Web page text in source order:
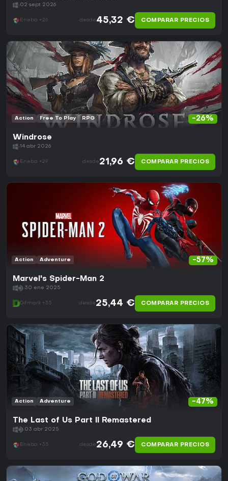
02 sept 2026
Eneba +26 desde 45,32 € COMPARAR PRECIOS
-26%
Action Free To Play RPG
Windrose
14 abr 2026
Eneba +29 desde 21,96 € COMPARAR PRECIOS
-57%
Action Adventure
Marvel's Spider-Man 2
30 ene 2025
Difmark +35 desde 25,44 € COMPARAR PRECIOS
-47%
Action Adventure
The Last of Us Part II Remastered
03 abr 2025
Eneba +35 desde 26,49 € COMPARAR PRECIOS